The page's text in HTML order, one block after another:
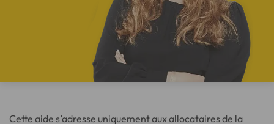
Cette aide s’adresse uniquement aux allocataires de la